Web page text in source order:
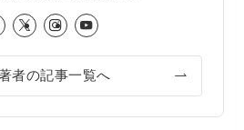
者の記事一覧へ